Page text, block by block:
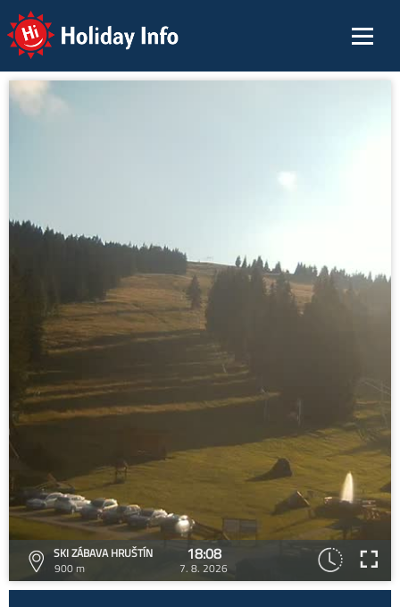
Holiday Info
SKI ZÁBAVA HRUŠTÍN
900 m
18:08
7. 8. 2026